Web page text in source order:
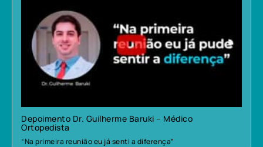
Depoimento Dr. Guilherme Baruki – Médico
Ortopedista
“Na primeira reunião eu já senti a diferença”